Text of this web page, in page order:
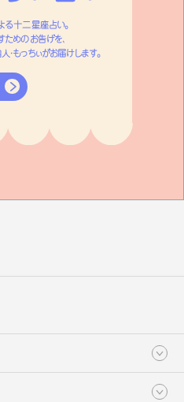
る十二星座占い。
めのお告げを、
もっちぃがお届けします。